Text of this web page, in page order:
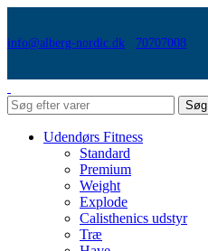
info@alberg-nordic.dk 70707008
Søg
Udendørs Fitness
Standard
Premium
Weight
Explode
Calisthenics udstyr
Træ